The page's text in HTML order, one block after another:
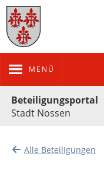
MENÜ
Beteiligungsportal
Stadt Nossen
Alle Beteiligungen